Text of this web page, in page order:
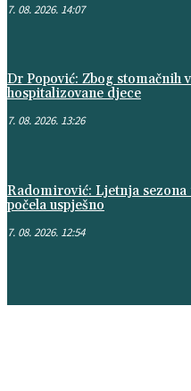
7. 08. 2026. 14:07
Dr Popović: Zbog stomačnih
hospitalizovane djece
7. 08. 2026. 13:26
Radomirović: Ljetnja sezona
počela uspješno
7. 08. 2026. 12:54